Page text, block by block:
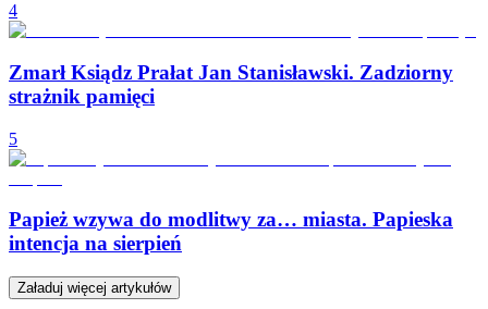
4
Zmarł Ksiądz Prałat Jan Stanisławski. Zadziorny
strażnik pamięci
5
Papież wzywa do modlitwy za… miasta. Papieska
intencja na sierpień
Załaduj więcej artykułów